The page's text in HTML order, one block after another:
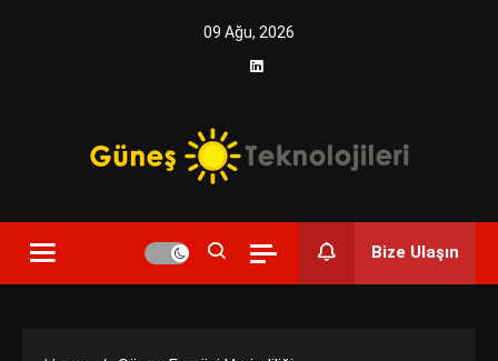
09 Ağu, 2026
Güneş Teknolojileri | Solar
Enerji Çözümleri ve
Bize Ulaşın